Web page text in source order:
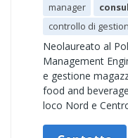
manager
controllo di
Neolaureato al
Management
e gestione
food and
loco Nord e